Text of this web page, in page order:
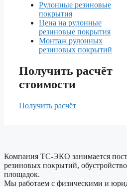
Рулонные резиновые
покрытия
Цена на рулонные
резиновые покрытия
Монтаж рулонных
резиновых покрытий
Получить расчёт
стоимости
Получить расчёт
Компания ТС-ЭКО занимается
резиновых покрытий,
площадок.
Мы работаем с физическими и